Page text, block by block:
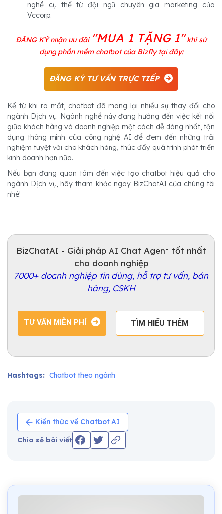
nghề cụ thể từ đội ngũ chuyên gia marketing của
Vccorp.
ĐĂNG KÝ nhận ưu đãi "MUA 1 TẶNG 1"khi sử
dụng phần mềm chatbot của Bizfly tại đây:
ĐĂNG KÝ TƯ VẤN TRỰC TIẾP
Kể từ khi ra mắt, chatbot đã mang lại nhiều sự thay đổi cho
ngành Dịch vụ. Ngành nghề này đang hướng đến việc kết nối
giữa khách hàng và doanh nghiệp một cách dễ dàng nhất, tận
dụng thông minh của công nghệ AI để đem đến những trải
nghiệm tuyệt vời cho khách hàng, thúc đẩy quá trình phát triển
kinh doanh hơn nữa.
Nếu bạn đang quan tâm đến việc tạo chatbot hiệu quả cho
ngành Dịch vụ, hãy tham khảo ngay BizChatAI của chúng tôi
nhé!
BizChatAI - Giải pháp AI Chat Agent tốt nhất
cho doanh nghiệp
7000+ doanh nghiệp tin dùng, hỗ trợ tư vấn, bán
hàng, CSKH
TƯ VẤN MIỄN PHÍ TÌM HIỂU THÊM
Hashtags: Chatbot theo ngành
Kiến thức về Chatbot AI
Chia sẻ bài viết